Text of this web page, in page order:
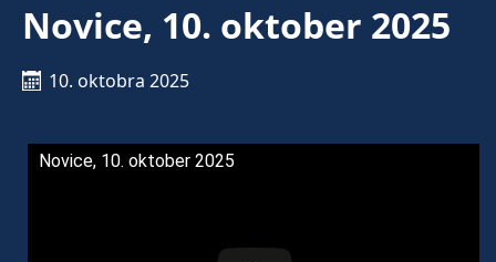
Novice, 10. oktober 2025
10. oktobra 2025
Novice, 10. oktober 2025